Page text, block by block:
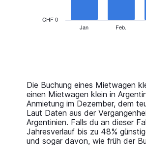
has
14
categories.
The
chart
has
1
Y
Jan Feb.
CHF 0
Die Buchung eines Mietwagen
einen Mietwagen klein in
Anmietung im Dezember, dem
Laut Daten aus der
Argentinien. Falls du an dieser
Jahresverlauf bis zu 48%
und sogar davon, wie früh der